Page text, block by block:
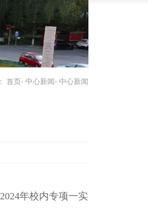
首页- 中心新闻- 中心新闻
年校内专项一实